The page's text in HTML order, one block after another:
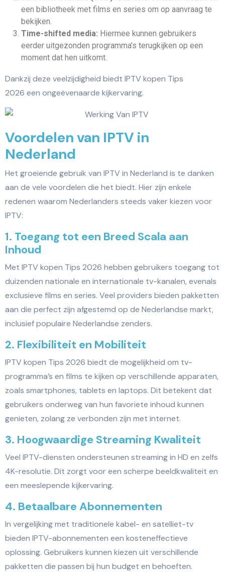
een bibliotheek met films en series om op aanvraag te
bekijken.
Time-shifted media: Hiermee kunnen gebruikers
eerder uitgezonden programma’s terugkijken op een
moment dat hen uitkomt.
Dankzij deze veelzijdigheid biedt IPTV kopen Tips
2026 een ongeëvenaarde kijkervaring.
Voordelen van IPTV in
Nederland
Het groeiende gebruik van IPTV in Nederland is te danken
aan de vele voordelen die het biedt. Hier zijn enkele
redenen waarom Nederlanders steeds vaker kiezen voor
IPTV:
1. Toegang tot een Breed Scala aan
Inhoud
Met IPTV kopen Tips 2026 hebben gebruikers toegang tot
duizenden nationale en internationale tv-kanalen, evenals
exclusieve films en series. Veel providers bieden pakketten
aan die perfect zijn afgestemd op de Nederlandse markt,
inclusief populaire Nederlandse zenders.
2. Flexibiliteit en Mobiliteit
IPTV kopen Tips 2026 biedt de mogelijkheid om tv-
programma’s en films te kijken op verschillende apparaten,
zoals smartphones, tablets en laptops. Dit betekent dat
gebruikers onderweg van hun favoriete inhoud kunnen
genieten, zolang ze verbonden zijn met internet.
3. Hoogwaardige Streaming Kwaliteit
Veel IPTV-diensten ondersteunen streaming in HD en zelfs
4K-resolutie. Dit zorgt voor een scherpe beeldkwaliteit en
een meeslepende kijkervaring.
4. Betaalbare Abonnementen
In vergelijking met traditionele kabel- en satelliet-tv
bieden IPTV-abonnementen een kosteneffectieve
oplossing. Gebruikers kunnen kiezen uit verschillende
pakketten die passen bij hun budget en behoeften.